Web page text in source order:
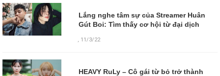
Lắng nghe tâm sự của Streamer Huân
Gút Boi: Tìm thấy cơ hội từ đại dịch
, 11/3/22
HEAVY RuLy – Cô gái từ bỏ trở thành